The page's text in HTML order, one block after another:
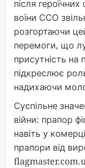
після
воїни ССО
розгортаючи
перемоги, що
присутність на
підкреслює
надихаючи
Суспільне
війни: прапор
навіть у
прапори від